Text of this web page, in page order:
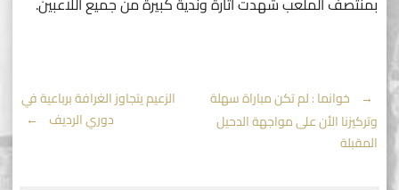
Post
navigation
←
خوانما : لم تكن مباراة سهلة
وتركيزنا الأن على مواجهة الدحيل
المقبلة
الزعيم يتجاوز الغرافة برباعية في
دوري الرديف →